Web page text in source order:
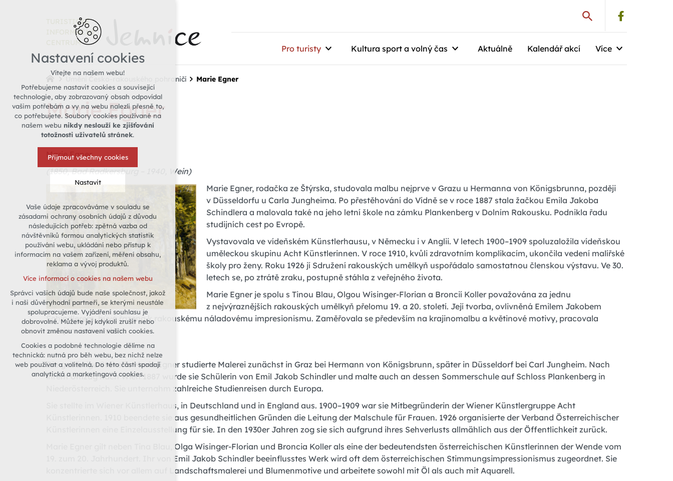
TURISTICKÉ
INFORMAČNÍ
CENTRUM
Pro turisty Kultura sport a volný čas Aktuálně Kalendář akcí Více
Umění Česko-rakouského pohraničí Marie Egner
Marie Egner
Marie Egner
(1850, Bad Radkersburg – 1940, Wein)
Marie Egner, rodačka ze Štýrska, studovala malbu nejprve v Grazu u Hermanna von Königsbrunna, později
v Düsseldorfu u Carla Jungheima. Po přestěhování do Vídně se v roce 1887 stala žačkou Emila Jakoba
Schindlera a malovala také na jeho letní škole na zámku Plankenberg v Dolním Rakousku. Podnikla řadu
studijních cest po Evropě.
Vystavovala ve vídeňském Künstlerhausu, v Německu i v Anglii. V letech 1900–1909 spoluzaložila vídeňskou
uměleckou skupinu Acht Künstlerinnen. V roce 1910, kvůli zdravotním komplikacím, ukončila vedení malířské
školy pro ženy. Roku 1926 jí Sdružení rakouských umělkyň uspořádalo samostatnou členskou výstavu. Ve 30.
letech se, po ztrátě zraku, postupně stáhla z veřejného života.
Marie Egner je spolu s Tinou Blau, Olgou Wisinger-Florian a Broncií Koller považována za jednu
z nejvýraznějších rakouských umělkyň přelomu 19. a 20. století. Její tvorba, ovlivněná Emilem Jakobem
Schindlerem, bývá řazena k rakouskému náladovému impresionismu. Zaměřovala se především na krajinomalbu a květinové motivy, pracovala
s olejem i akvarelem.
Die gebürtige Steirerin Marie Egner studierte Malerei zunächst in Graz bei Hermann von Königsbrunn, später in Düsseldorf bei Carl Jungheim. Nach
ihrem Umzug nach Wien 1887 wurde sie Schülerin von Emil Jakob Schindler und malte auch an dessen Sommerschule auf Schloss Plankenberg in
Niederösterreich. Sie unternahm zahlreiche Studienreisen durch Europa.
Sie stellte im Wiener Künstlerhaus, in Deutschland und in England aus. 1900–1909 war sie Mitbegründerin der Wiener Künstlergruppe Acht
Künstlerinnen. 1910 beendete sie aus gesundheitlichen Gründen die Leitung der Malschule für Frauen. 1926 organisierte der Verband Österreichischer
Künstlerinnen eine Einzelausstellung für sie. In den 1930er Jahren zog sie sich aufgrund ihres Sehverlusts allmählich aus der Öffentlichkeit zurück.
Marie Egner gilt neben Tina Blau, Olga Wisinger-Florian und Broncia Koller als eine der bedeutendsten österreichischen Künstlerinnen der Wende vom
19. zum 20. Jahrhundert. Ihr von Emil Jakob Schindler beeinflusstes Werk wird oft dem österreichischen Stimmungsimpressionismus zugeordnet. Sie
konzentrierte sich vor allem auf Landschaftsmalerei und Blumenmotive und arbeitete sowohl mit Öl als auch mit Aquarell.
Nastavení cookies
Vítejte na našem webu!
Potřebujeme nastavit cookies a související
technologie, aby zobrazovaný obsah odpovídal
vašim potřebám a vy na webu nalezli přesně to,
co potřebujete. Soubory cookies používané na
našem webu nikdy neslouží ke zjišťování
totožnosti uživatelů stránek.
Přijmout všechny cookies
Nastavit
Technická cookies
nutná pro provozování webu
udržení kontextu stránek (session):
případná přihlášení, volby jazyka, apod.
Volitelná cookies
vyhodnocení návštěvnosti
marketingová cookies (Google)
Více informací o cookies na našem webu
Odmítnout vše
Vaše údaje zpracováváme v souladu se
zásadami ochrany osobních údajů z důvodu
následujících potřeb: zpětná vazba od
návštěvníků formou analytických statistik
používání webu, ukládání nebo přístup k
informacím na vašem zařízení, měření obsahu,
reklama a vývoj produktů.
Více informací o cookies na našem webu
Správci vašich údajů bude naše společnost, jakož
i naši důvěryhodní partneři, se kterými neustále
spolupracujeme. Vyjádření souhlasu je
dobrovolné. Můžete jej kdykoli zrušit nebo
obnovit změnou nastavení vašich cookies.
Cookies a podobné technologie dělíme na
technická: nutná pro běh webu, bez nichž nelze
web používat a volitelná. Do této části spadají
analytická a marketingová cookies.